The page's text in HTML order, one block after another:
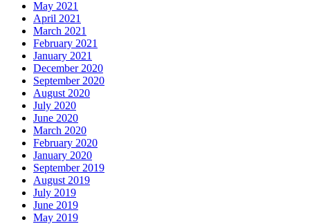
May 2021
April 2021
March 2021
February 2021
January 2021
December 2020
September 2020
August 2020
July 2020
June 2020
March 2020
February 2020
January 2020
September 2019
August 2019
July 2019
June 2019
May 2019